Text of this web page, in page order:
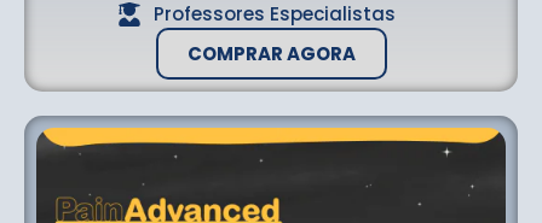
Professores Especialistas
COMPRAR AGORA